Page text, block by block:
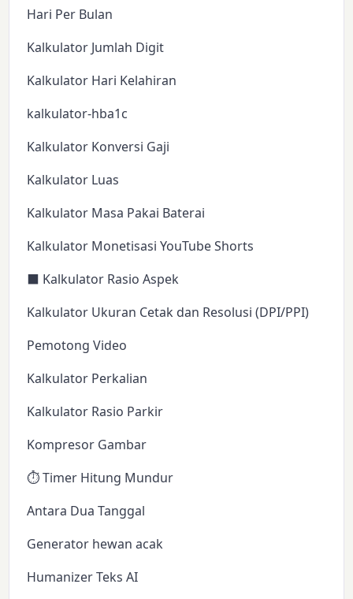
Hari Per Bulan
Kalkulator Jumlah Digit
Kalkulator Hari Kelahiran
kalkulator-hba1c
Kalkulator Konversi Gaji
Kalkulator Luas
Kalkulator Masa Pakai Baterai
Kalkulator Monetisasi YouTube Shorts
⬛ Kalkulator Rasio Aspek
Kalkulator Ukuran Cetak dan Resolusi (DPI/PPI)
Pemotong Video
Kalkulator Perkalian
Kalkulator Rasio Parkir
Kompresor Gambar
⏱️ Timer Hitung Mundur
Antara Dua Tanggal
Generator hewan acak
Humanizer Teks AI